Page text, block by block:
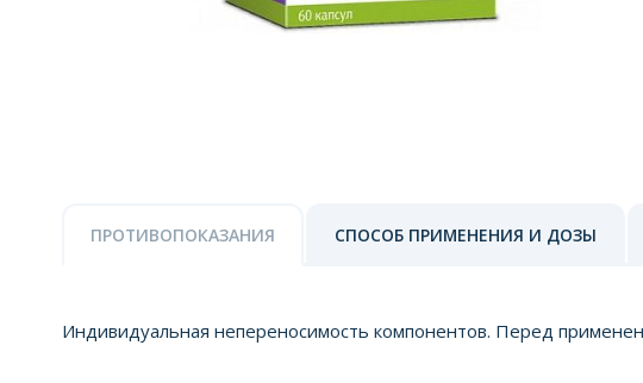
ПРОТИВОПОКАЗАНИЯ СПОСОБ ПРИМЕНЕНИЯ И ДОЗЫ
Индивидуальная непереносимость компонентов. Перед